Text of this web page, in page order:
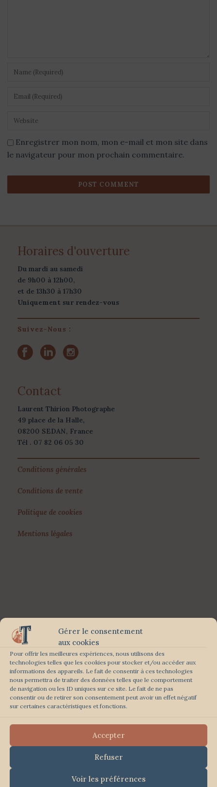
Gérer le consentement
aux cookies
Pour offrir les meilleures expériences, nous utilisons des
technologies telles que les cookies pour stocker et/ou accéder aux
informations des appareils. Le fait de consentir à ces technologies
nous permettra de traiter des données telles que le comportement
de navigation ou les ID uniques sur ce site. Le fait de ne pas
consentir ou de retirer son consentement peut avoir un effet négatif
sur certaines caractéristiques et fonctions.
Accepter
Refuser
Voir les préférences
Enregistrer mon nom, mon e-mail et mon site dans
le navigateur pour mon prochain commentaire.
Horaires d'ouverture
Du mardi au samedi
de 9h00 à 12h00,
et de 13h30 à 17h30
Uniquement sur rendez-vous
Suivez-Nous :
Contact
Laurent Thirion Photographe
49 place de la Halle,
08200 SEDAN, France
Tél . 07 82 06 05 30
Conditions générales
Conditions de vente
Politique de cookies
Mentions légales